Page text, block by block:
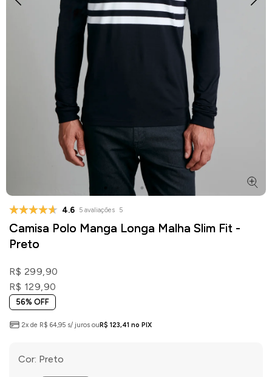
4.6 5 avaliações 5
Camisa Polo Manga Longa Malha Slim Fit -
Preto
R$ 299,90
R$ 129,90
56% OFF
2x de R$ 64,95 s/ juros ouR$ 123,41 no PIX
Cor: Preto